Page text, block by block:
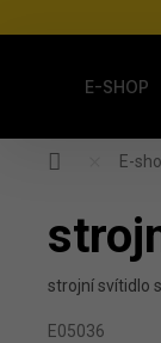
E-SHOP
E-
strojní svítidlo
E05036